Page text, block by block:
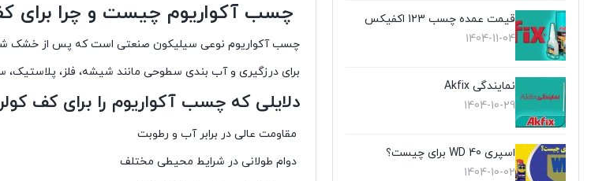
قیمت عمده چسب 123 اکفیکس
1404-11-04
نمایندگی Akfix
1404-10-29
اسپری WD 40 برای چیست؟
1404-10-02
چسب آکواریوم چیست و چرا برای
چسب آکواریوم نوعی سیلیکون صنعتی است که پس از خشک
برای درزگیری و آب بندی سطوحی مانند شیشه، فلز،
دلایلی که چسب آکواریوم را برای کف
مقاومت عالی در برابر آب و رطوبت
دوام طولانی در شرایط محیطی مختلف